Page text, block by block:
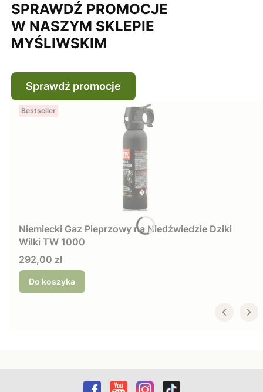
SPRAWDŹ PROMOCJE
W NASZYM SKLEPIE
MYŚLIWSKIM
Sprawdź promocje
Bestseller
Niemiecki Gaz Pieprzowy na Niedźwiedzie Dziki
Wilki TW 1000
Cena
292,00 zł
Do koszyka